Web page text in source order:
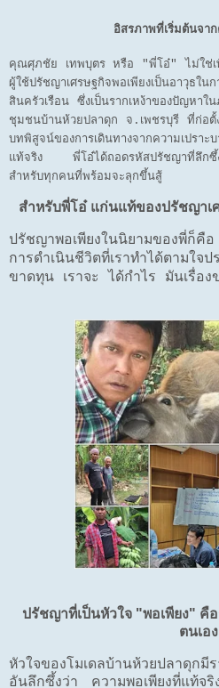
อิสรภาพที่เริ่มต้นจา
คุณศุภชัย เทพบุตร หรือ "พี่โอ๋" ไม่ใช่
ผู้ใช้ปรัชญาเศรษฐกิจพอเพียงเป็นอาวุธใ
สินครัวเรือน ซึ่งเป็นรากเหง้าของปัญหาใ
ชุมชนบ้านห้วยปลาดุก จ.เพชรบุรี ที่ก่อ
บทพิสูจน์ของการเดินทางจากความเปราะ
แท้จริง พี่โอ๋ได้ถอดรหัสปรัชญาที่ลึกซึ้ง
สำหรับทุกคนที่พร้อมจะลุกขึ้นสู้
สำหรับพี่โอ๋ แก่นแท้ของปรัชญาเ
ปรัชญาพอเพียงในนิยามของพี่ก็คื
การดำเนินชีวิตที่เราทำได้ตามใ
ขาดทุน เราจะ ได้กำไร มันเรื่อง
ปรัชญาที่เป็นหัวใจ "พอเพียง" คื
ตนเอง
หัวใจของโมเดลบ้านห้วยปลาดุกมี
อันลึกซึ้งว่า ความพอเพียงที่แท้จ